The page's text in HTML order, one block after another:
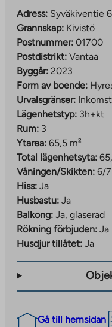
Adress: Syväkiventie
Grannskap: Kivistö
Postnummer: 01700
Postdistrikt: Vantaa
Byggår: 2023
Form av boende:
Urvalsgränser:
Lägenhetstyp: 3h+kt
Rum: 3
Ytarea: 65,5 m²
Total lägenhetsyta:
Våningen/Skikten: 6/7
Hiss: Ja
Husbastu: Ja
Balkong: Ja, glaserad
Rökning förbjuden: Ja
Husdjur tillåtet: Ja
Gå till hemsidan